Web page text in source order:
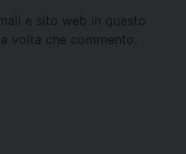
e sito web in questo
volta che commento.